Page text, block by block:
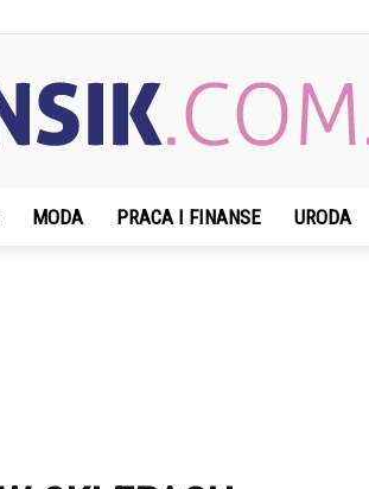
MODA PRACA I FINANSE URODA